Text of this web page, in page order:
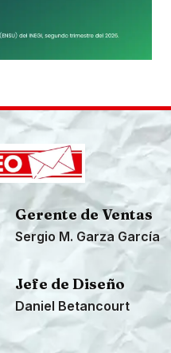
Gerente de Ventas
Sergio M. Garza García
Jefe de Diseño
Daniel Betancourt